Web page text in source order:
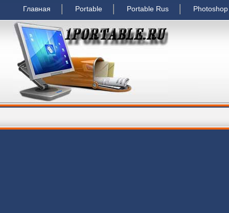
Главная Portable Portable Rus Photoshop